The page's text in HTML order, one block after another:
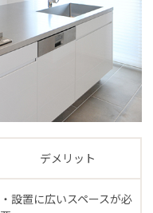
デメリット
・設置に広いスペースが必